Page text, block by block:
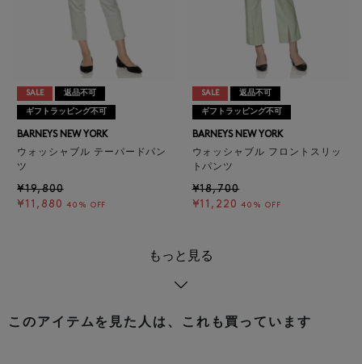
SALE 返品不可
ギフトラッピング不可
BARNEYS NEW YORK
ウォッシャブル テーパードパン
ツ
¥19,800
¥11,880 40% OFF
SALE 返品不可
ギフトラッピング不可
BARNEYS NEW YORK
ウォッシャブル フロントスリッ
トパンツ
¥18,700
¥11,220 40% OFF
もっと見る
このアイテムを見た人は、これも買っています